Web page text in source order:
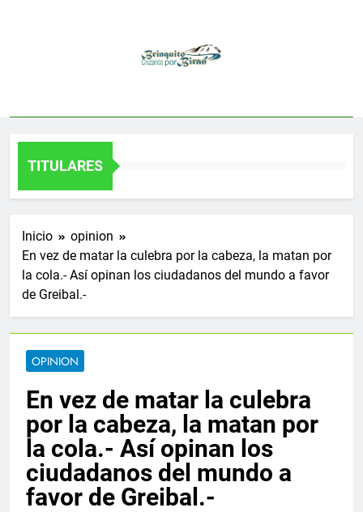
TITULARES
Inicio
opinion
En vez de matar la culebra por la cabeza, la matan por
la cola.- Así opinan los ciudadanos del mundo a favor
de Greibal.-
OPINION
En vez de matar la culebra
por la cabeza, la matan por
la cola.- Así opinan los
ciudadanos del mundo a
favor de Greibal.-